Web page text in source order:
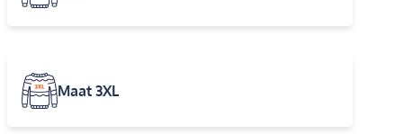
Maat 3XL